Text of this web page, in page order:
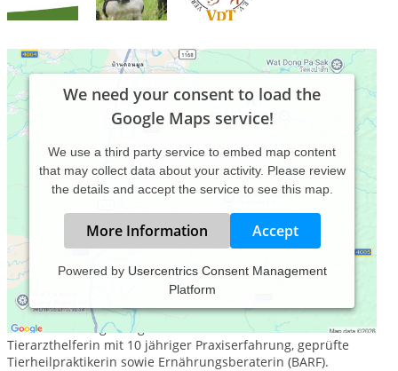
We need your consent to load the
Google Maps service!
We use a third party service to embed map content
that may collect data about your activity. Please review
the details and accept the service to see this map.
More Information Accept
Powered by Usercentrics Consent Management
Platform
Mein Name ist Sina Dirscherl und mein Beruf ist für mich
Berufung. Ich berate und behandle ihren Liebling in
stressfreier Umgebung bei Ihnen zu Hause. Ich bin
Tierarzthelferin mit 10 jähriger Praxiserfahrung, geprüfte
Tierheilpraktikerin sowie Ernährungsberaterin (BARF).